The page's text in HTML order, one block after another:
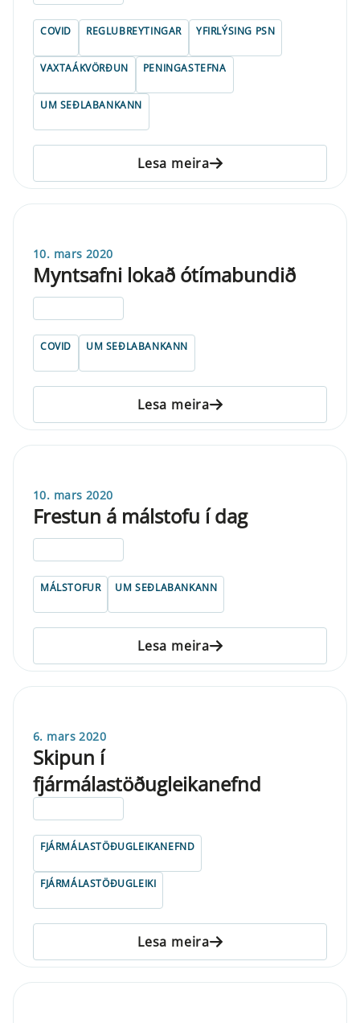
COVID REGLUBREYTINGAR YFIRLÝSING PSN
VAXTAÁKVÖRÐUN PENINGASTEFNA
UM SEÐLABANKANN
Lesa meira
10. mars 2020
Myntsafni lokað ótímabundið
COVID UM SEÐLABANKANN
Lesa meira
10. mars 2020
Frestun á málstofu í dag
MÁLSTOFUR UM SEÐLABANKANN
Lesa meira
6. mars 2020
Skipun í
fjármálastöðugleikanefnd
FJÁRMÁLASTÖÐUGLEIKANEFND
FJÁRMÁLASTÖÐUGLEIKI
Lesa meira